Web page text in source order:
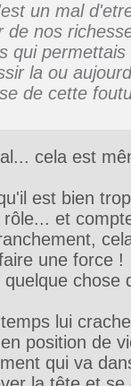
un mal
de nos
qui
la ou
de cette
cela est
est bien
rôle... et
une force !
chose
lui
position de
qui va